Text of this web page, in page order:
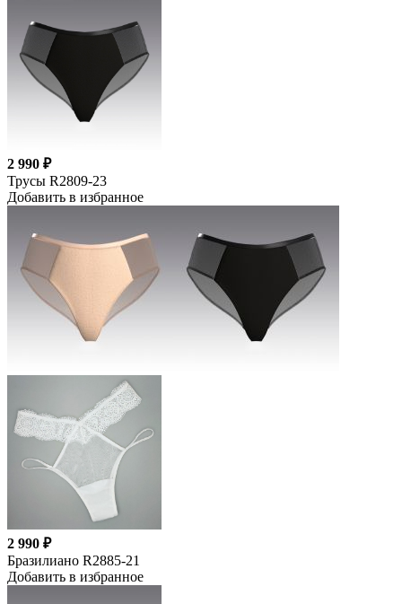
2 990 ₽
Трусы R2809-23
Добавить в избранное
2 990 ₽
Бразилиано R2885-21
Добавить в избранное